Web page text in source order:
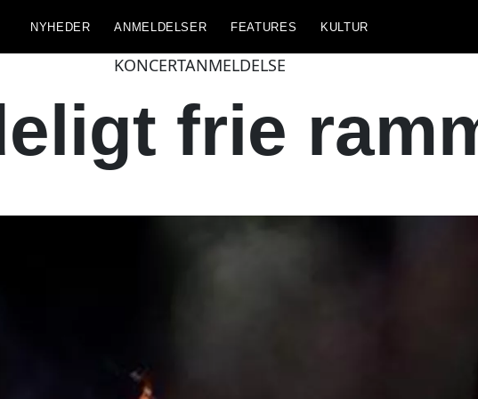
NYHEDER ANMELDELSER FEATURES KULTUR
KONCERTANMELDELSE
frie